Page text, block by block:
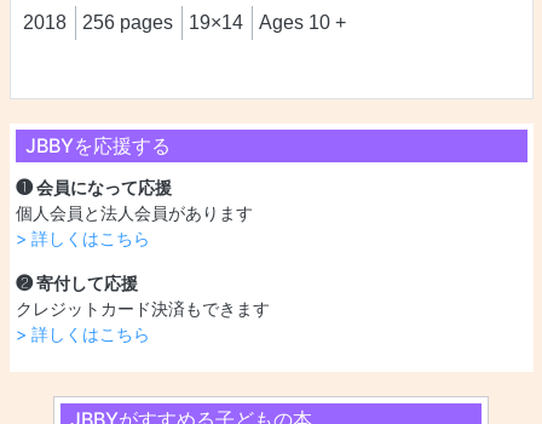
JBBYを応援する
❶ 会員になって応援
個人会員と法人会員があります
> 詳しくはこちら
❷ 寄付して応援
クレジットカード決済もできます
> 詳しくはこちら
2018 256 pages 19×14 Ages 10 +